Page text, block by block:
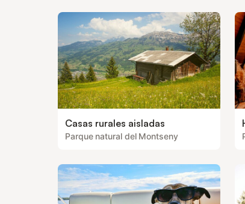
Casas rurales aisladas
Parque natural del Montseny